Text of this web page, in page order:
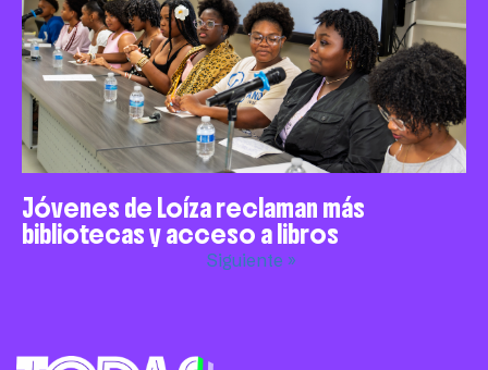
Jóvenes de Loíza reclaman más
bibliotecas y acceso a libros
Siguiente »